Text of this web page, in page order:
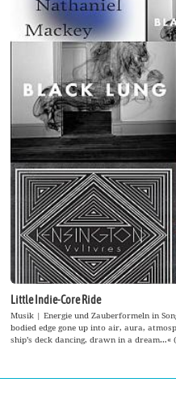
Little Indie-Core Ride
Musik | Energie und Zauberformeln in
bodied edge gone up into air, aura,
ship’s deck dancing, drawn in a dream…«